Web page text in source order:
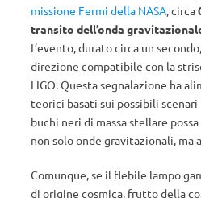
missione Fermi della NASA, circa
transito dell’onda
L’evento, durato circa un
direzione compatibile con la
LIGO. Questa segnalazione ha
teorici basati sui possibili
buchi neri di massa stellare
non solo onde gravitazionali, ma
Comunque, se il flebile lampo
di origine cosmica, frutto della